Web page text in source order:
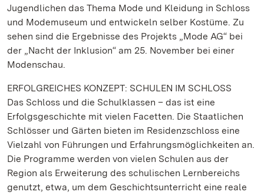
Jugendlichen das Thema Mode und Kleidung in Schloss
und Modemuseum und entwickeln selber Kostüme. Zu
sehen sind die Ergebnisse des Projekts „Mode AG“ bei
der „Nacht der Inklusion“ am 25. November bei einer
Modenschau.
ERFOLGREICHES KONZEPT: SCHULEN IM SCHLOSS
Das Schloss und die Schulklassen – das ist eine
Erfolgsgeschichte mit vielen Facetten. Die Staatlichen
Schlösser und Gärten bieten im Residenzschloss eine
Vielzahl von Führungen und Erfahrungsmöglichkeiten an.
Die Programme werden von vielen Schulen aus der
Region als Erweiterung des schulischen Lernbereichs
genutzt, etwa, um dem Geschichtsunterricht eine reale